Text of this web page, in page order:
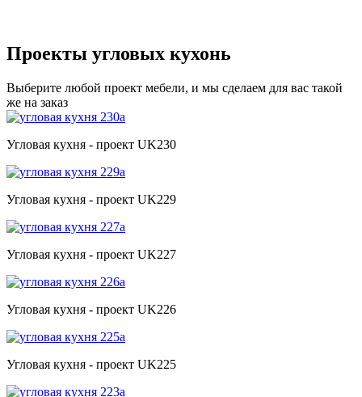
Проекты угловых кухонь
Выберите любой проект мебели, и мы сделаем для вас такой
же на заказ
Угловая кухня - проект UK230
Угловая кухня - проект UK229
Угловая кухня - проект UK227
Угловая кухня - проект UK226
Угловая кухня - проект UK225